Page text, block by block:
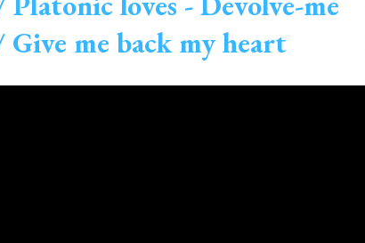
Give me back my heart